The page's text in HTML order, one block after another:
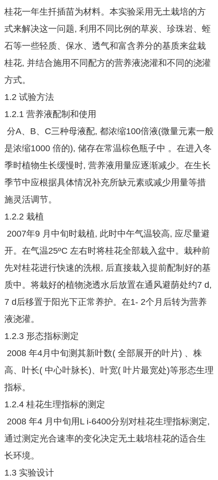
桂花一年生扦插苗为材料。本实验采用无土栽培的方
式来解决这一问题, 利用不同比例的草炭、珍珠岩、蛭
石等一些轻质、保水、透气和富含养分的基质来盆栽
桂花, 并结合施用不同配方的营养液浇灌和不同的浇灌
方式。
1.2 试验方法
1.2.1 营养液配制和使用
分A、B、C三种母液配, 都浓缩100倍液(微量元素一般
是浓缩1000 倍的), 储存在常温棕色瓶子中 。在进入冬
季时植物生长缓慢时, 营养液用量应逐渐减少。在生长
季节中应根据具体情况补充所缺元素或减少用量等措
施灵活调节。
1.2.2 栽植
2007年9 月中旬时栽植, 此时中午气温较高, 应尽量避
开。在气温25ºC 左右时将桂花全部栽入盆中。栽种前
先对桂花进行快速的洗根, 后直接栽入提前配制好的基
质中。将栽好的植物浇透水后放置在通风避荫处约7 d,
7 d后移置于阳光下正常养护。在1- 2个月后转为营养
液浇灌。
1.2.3 形态指标测定
2008 年4月中旬测其新叶数( 全部展开的叶片) 、株
高、叶长( 中心叶脉长)、叶宽( 叶片最宽处)等形态生理
指标。
1.2.4 桂花生理指标的测定
2008 年4 月中旬用L i-6400分别对桂花生理指标测定,
通过测定光合速率的变化决定无土栽培桂花的适合生
长环境。
1.3 实验设计